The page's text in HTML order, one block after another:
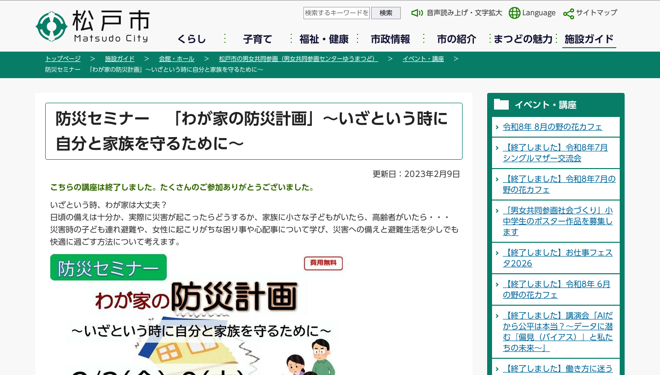
先
このページの本文へ移動
音声読み上げ・文字拡大 Language サイトマップ
くらし 子育て 福祉・健康 市政情報 市の紹介 まつどの魅力 施設ガイド
トップページ 施設ガイド 会館・ホール 松戸市の男女共同参画（男女共同参画センターゆうまつど）
イベント・講座
防災セミナー 「わが家の防災計画」～いざという時に自分と家族を守るために～
か
防災セミナー 「わが家の防災計画」～いざという時に
自分と家族を守るために～
更新日：2023年2月9日
こちらの講座は終了しました。たくさんのご参加ありがとうございました。
いざという時、わが家は大丈夫？
日頃の備えは十分か、実際に災害が起こったらどうするか、家族に小さな子どもがいたら、高齢者がいたら・・・
災害時の子ども連れ避難や、女性に起こりがちな困り事や心配事について学び、災害への備えと避難生活を少しでも
快適に過ごす方法について考えます。
イベント・講座
令和8年 8月の野の花カフェ
【終了しました】令和8年7月
シングルマザー交流会
【終了しました】令和8年7月の
野の花カフェ
「男女共同参画社会づくり」小
中学生のポスター作品を募集し
ます
【終了しました】お仕事フェス
タ2026
【終了しました】令和8年 6月
の野の花カフェ
【終了しました】講演会「AIだ
から公平は本当？～データに潜
む『偏見（バイアス）』と私た
ちの未来～」
【終了しました】働き方に迷う